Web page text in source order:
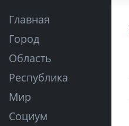
Главная
Город
Область
Республика
Мир
Социум